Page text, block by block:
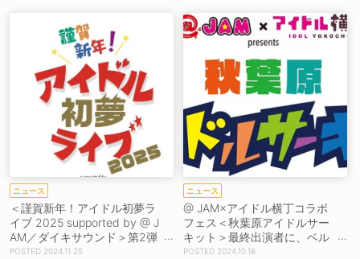
ニュース
＜謹賀新年！アイドル初夢ラ
イブ 2025 supported by @ J
AM／ダイキサウンド＞第2弾
に、にきちゃん、二丁魁、ukk
2024.11.25
ニュース
@ JAM×アイドル横丁コラボ
フェス＜秋葉原アイドルサー
キット＞最終出演者に、ベル
ハー、マジパン、Hey!Momm
2024.10.18